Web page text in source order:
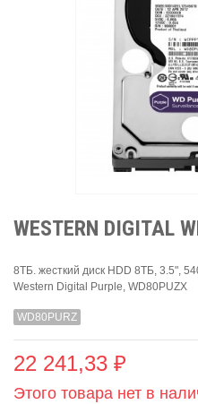
WESTERN DIGITAL
8ТБ. жесткий диск HDD 8ТБ, 3.5",
Western Digital Purple, WD80PUZX
WD80PURZ
22 241,33 ₽
Этого товара нет в